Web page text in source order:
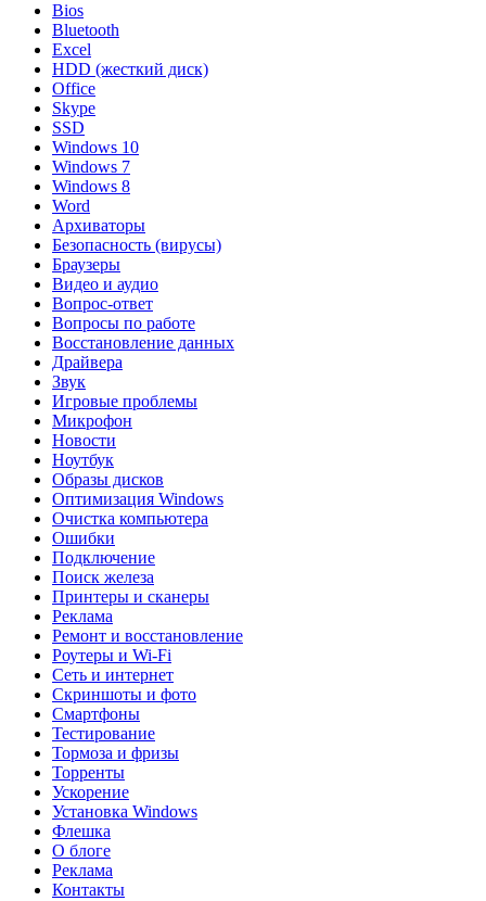
Bios
Bluetooth
Excel
HDD (жесткий диск)
Office
Skype
SSD
Windows 10
Windows 7
Windows 8
Word
Архиваторы
Безопасность (вирусы)
Браузеры
Видео и аудио
Вопрос-ответ
Вопросы по работе
Восстановление данных
Драйвера
Звук
Игровые проблемы
Микрофон
Новости
Ноутбук
Образы дисков
Оптимизация Windows
Очистка компьютера
Ошибки
Подключение
Поиск железа
Принтеры и сканеры
Реклама
Ремонт и восстановление
Роутеры и Wi-Fi
Сеть и интернет
Скриншоты и фото
Смартфоны
Тестирование
Тормоза и фризы
Торренты
Ускорение
Установка Windows
Флешка
О блоге
Реклама
Контакты